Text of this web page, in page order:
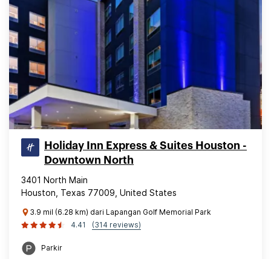
Holiday Inn Express & Suites Houston -
Downtown North
3401 North Main
Houston, Texas 77009, United States
3.9 mil (6.28 km) dari Lapangan Golf Memorial Park
4.41
(314 reviews)
Parkir